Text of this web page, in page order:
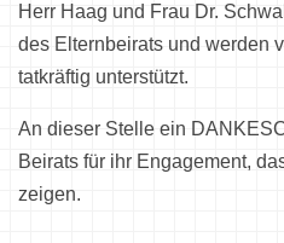
Herr Haag und Frau Dr.
des Elternbeirats und werden
tatkräftig unterstützt.
An dieser Stelle ein
Beirats für ihr Engagement,
zeigen.